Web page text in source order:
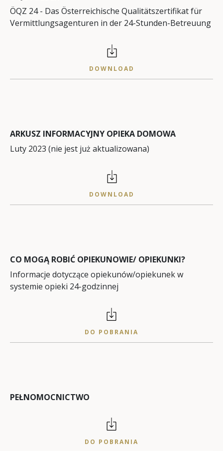
ÖQZ 24 - Das Österreichische Qualitätszertifikat für
Vermittlungsagenturen in der 24-Stunden-Betreuung
DOWNLOAD
ARKUSZ INFORMACYJNY OPIEKA DOMOWA
Luty 2023 (nie jest już aktualizowana)
DOWNLOAD
CO MOGĄ ROBIĆ OPIEKUNOWIE/ OPIEKUNKI?
Informacje dotyczące opiekunów/opiekunek w
systemie opieki 24-godzinnej
DO POBRANIA
PEŁNOMOCNICTWO
DO POBRANIA